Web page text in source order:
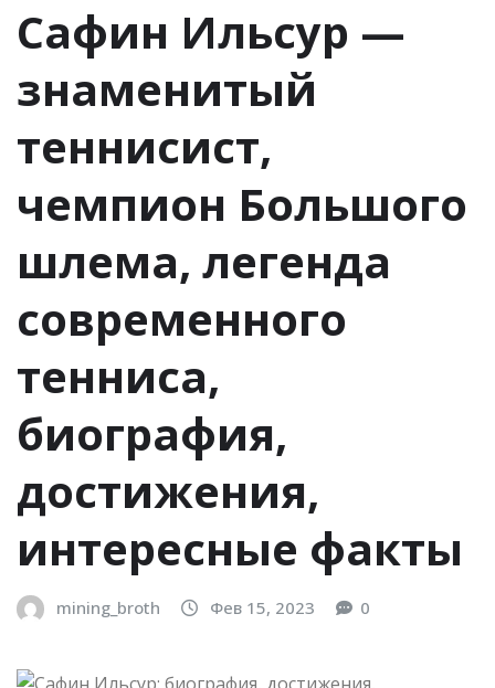
Сафин Ильсур —
знаменитый
теннисист,
чемпион Большого
шлема, легенда
современного
тенниса,
биография,
достижения,
интересные факты
mining_broth Фев 15, 2023 0